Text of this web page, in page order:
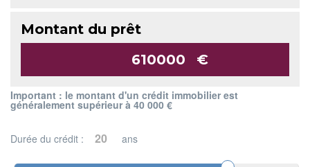
Montant du prêt
€
Important : le montant d'un crédit immobilier est
généralement supérieur à 40 000 €
Durée du crédit : ans